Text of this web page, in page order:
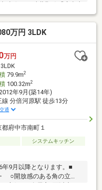
～◆外壁は赤みのあるのオ
を演出しております。◆パ
歴史を感じる外観です。
おり、西洋の雰囲気に包ま
たオール電化住宅となって
室内に間仕切りを設置の
※別途費用を要す
万円 3LDK
万円
3LDK
79.9m2
100.32m2
2012年9月(築14年)
線 分倍河原駅 徒歩13分
通
都府中市南町１
システムキッチン
9月以降となります。■
開放感のある角の立